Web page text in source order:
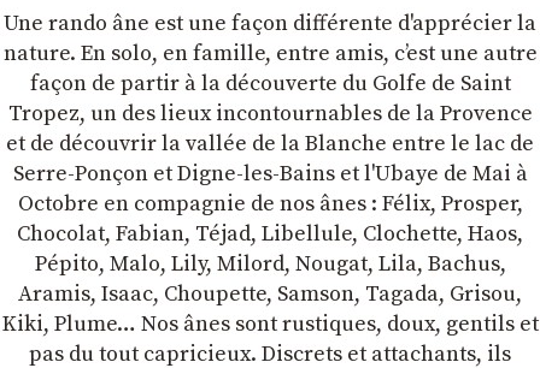
Une rando âne est une façon différente d'apprécier la
nature. En solo, en famille, entre amis, cʼest une autre
façon de partir à la découverte du Golfe de Saint
Tropez, un des lieux incontournables de la Provence
et de découvrir la vallée de la Blanche entre le lac de
Serre-Ponçon et Digne-les-Bains et l'Ubaye de Mai à
Octobre en compagnie de nos ânes : Félix, Prosper,
Chocolat, Fabian, Téjad, Libellule, Clochette, Haos,
Pépito, Malo, Lily, Milord, Nougat, Lila, Bachus,
Aramis, Isaac, Choupette, Samson, Tagada, Grisou,
Kiki, Plume… Nos ânes sont rustiques, doux, gentils et
pas du tout capricieux. Discrets et attachants, ils